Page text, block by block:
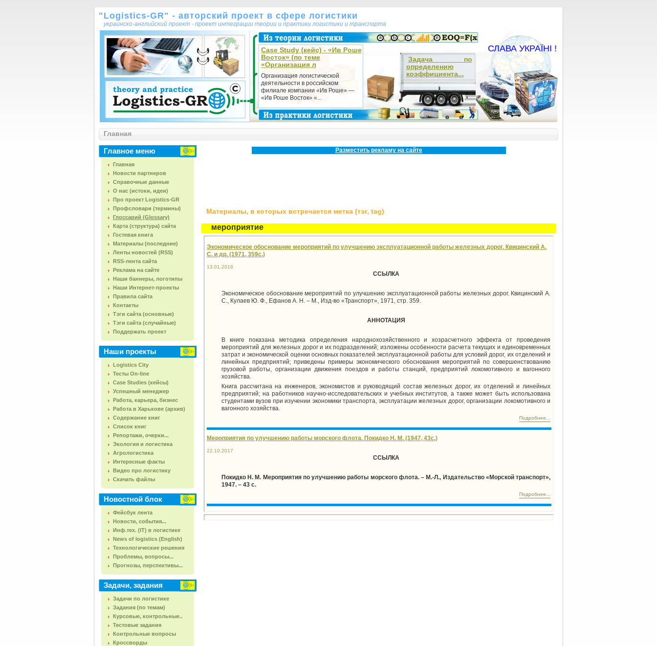
"Logistics-GR" - авторский проект в сфере логистики
украинско-английский проект - проект интеграции теории и практики логистики и транспорта
Case Study (кейс) - «Ив Роше
Восток» (по теме
«Организация л
Организация логистической
деятельности в российском
филиале компании «Ив Роше» —
«Ив Роше Восток» «...
Задача по
определению
коэффициента...
СЛАВА УКРАЇНІ !
Главная
Главное меню
Главная
Новости партнеров
Справочные данные
О нас (истоки, идеи)
Про проект Logistics-GR
Профсловари (термины)
Глоссарий (Glossary)
Карта (структура) сайта
Гостевая книга
Материалы (последние)
Ленты новостей (RSS)
RSS-лента сайта
Реклама на сайте
Наши баннеры, логотипы
Наши Интернет-проекты
Правила сайта
Контакты
Тэги сайта (основные)
Тэги сайта (случайные)
Поддержать проект
Наши проекты
Logistics City
Тесты On-line
Case Studies (кейсы)
Успешный менеджер
Работа, карьера, бизнес
Работа в Харькове (архив)
Содержание книг
Список книг
Репортажи, очерки...
Экология и логистика
Агрологистика
Интересные факты
Видео про логистику
Скачать файлы
Новостной блок
Фейсбук лента
Новости, события...
Инф.тех. (IT) в логистике
News of logistics (English)
Технологические решения
Проблемы, вопросы...
Прогнозы, перспективы...
Задачи, задания
Задачи по логистике
Задания (по темам)
Курсовые, контрольные..
Тестовые задания
Контрольные вопросы
Кроссворды
Разместить рекламу на сайте
Материалы, в которых встречается метка (тэг, tag)
мероприятие
Экономическое обоснование мероприятий по улучшению эксплуатационной работы железных дорог. Квицинский А.
С. и др. (1971, 359с.)
13.01.2018
ССЫЛКА
Экономическое обоснование мероприятий по улучшению эксплуатационной работы железных дорог. Квицинский А.
С., Кулаев Ю. Ф., Ефанов А. Н. – М., Изд-во «Транспорт», 1971, стр. 359.
АННОТАЦИЯ
В книге показана методика определения народнохозяйственного и хозрасчетного эффекта от проведения
мероприятий для железных дорог и их подразделений; изложены особенности расчета текущих и единовременных
затрат и экономической оценки основных показателей эксплуатационной работы для условий дорог, их отделений и
линейных предприятий; приведены примеры экономического обоснования мероприятий по совершенствованию
грузовой работы, организации движения поездов и работы станций, предприятий локомотивного и вагонного
хозяйства.
Книга рассчитана на инженеров, экономистов и руководящий состав железных дорог, их отделений и линейных
предприятий; на работников научно-исследовательских и учебных институтов, а также может быть использована
студентами вузов при изучении экономики транспорта, эксплуатации железных дорог, организации локомотивного и
вагонного хозяйства.
Подробнее...
Мероприятия по улучшению работы морского флота. Покидко Н. М. (1947, 43с.)
22.10.2017
ССЫЛКА
Покидко Н. М. Мероприятия по улучшению работы морского флота. – М.-Л., Издательство «Морской транспорт»,
1947. – 43 с.
Подробнее...